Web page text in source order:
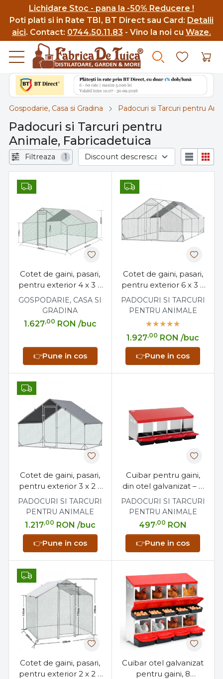
Lichidare Stoc - pana la -50% Reducere !
Poti plati si in Rate TBI, BT Direct sau Card: Detalii
aici. Contact: 0744.50.11.83 - Vino la noi cu Waze.
Gospodarie, Casa si Gradina Padocuri si Tarcuri pentru
Padocuri si Tarcuri pentru
Animale, Fabricadetuica
Filtreaza 1
Cotet de gaini, pasari,
pentru exterior 4 x 3 x
2 metri, otel galvanizat
GOSPODARIE, CASA SI
GRADINA
1.627,00 RON /buc
👉Pune in cos
Cotet de gaini, pasari,
pentru exterior 6 x 3 x
2 metri, otel galvanizat
PADOCURI SI TARCURI
PENTRU ANIMALE
1.927,00 RON /buc
👉Pune in cos
Cotet de gaini, pasari,
pentru exterior 3 x 2 x
2 metri, otel galvanizat
PADOCURI SI TARCURI
PENTRU ANIMALE
1.217,00 RON /buc
👉Pune in cos
Cuibar pentru gaini,
din otel galvanizat – 4
compartimente, cu
tavita colectare oua
PADOCURI SI TARCURI
PENTRU ANIMALE
497,00 RON
👉Pune in cos
Cotet de gaini, pasari,
pentru exterior 2 x 2 x
Cuibar otel galvanizat
pentru gaini, 8